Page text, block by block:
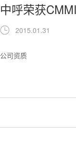
中呼荣获
2015.01.31
公司资质